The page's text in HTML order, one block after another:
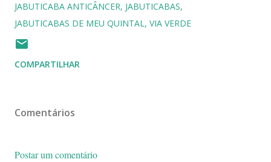
JABUTICABA ANTICÂNCER JABUTICABAS
JABUTICABAS DE MEU QUINTAL VIA VERDE
COMPARTILHAR
Comentários
Postar um comentário